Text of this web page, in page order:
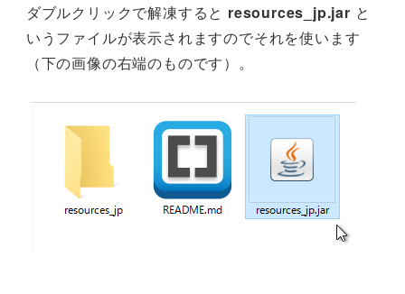
ダブルクリックで解凍すると resources_jp.jar と
いうファイルが表示されますのでそれを使います
（下の画像の右端のものです）。